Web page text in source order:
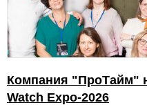
Компания "ПроТайм"
Watch Expo-2026